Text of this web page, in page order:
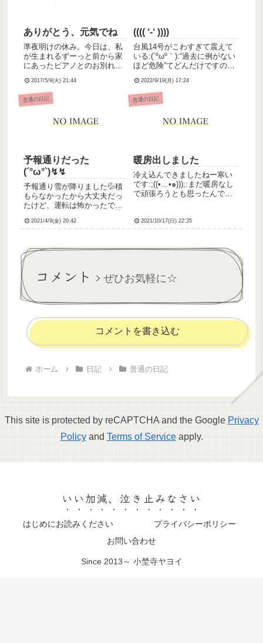
ありがとう、元気でね
準夜明けの休み。今日は、私
が生まれるずーっと前から家
にあったピアノとのお別れの
世話になったピアノ。最後に
と思って、初めて発表会で演
奏した「ヴェニスの謝肉祭」
がとう、元気でね
2017/5/9(火) 21:44
(((( ‘-‘ ))))
台風14号がこわすぎて震えて
いる:(´ºωº｀):“過去に例がない
ほど危険”てどんだけですの💦
あるし、モバイルバッテリー
とか充電しとくつもりだけど
あと何備えとけばよいか
うね(´・ω・`)い...
2022/9/19(月) 17:24
普通の日記
予報通りだった
(´°ω°`)↯↯
予報通り雪が降りました💦積
もらなかったから大丈夫だっ
たけど、運転は怖かったです
たけど、やっぱアセスメント
安になる…けど！とりあえず
今週を何事もなく乗り切った
2021/4/9(金) 20:42
普通の日記
暖房出しました
冷え込んできましたねー寒い
です:;((•﹏•๑)));:まだ暖房なし
で頑張ろうとも思ったんです
寒いとなると真冬が怖いです
と忙しかったの...
2021/10/17(日) 22:35
コメント ぜひお気軽に☆
コメントを書き込む
ホーム 日記 普通の日記
This site is protected by reCAPTCHA and the Google Privacy
Policyand Terms of Serviceapply.
いい加減、泣き止みなさい
はじめにお読みください
プライバシーポリシー
お問い合わせ
Since 2013～ 小埜寺ヤヨイ